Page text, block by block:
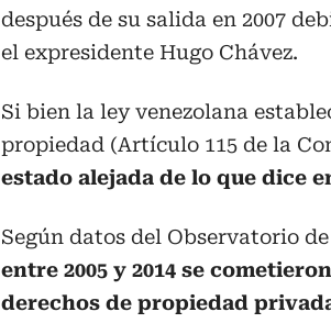
después de su salida en 2007
el expresidente Hugo Chávez.
Si bien la ley venezolana
propiedad (Artículo 115 de la
estado alejada de lo que dice
Según datos del Observatorio
entre 2005 y 2014 se
derechos de propiedad